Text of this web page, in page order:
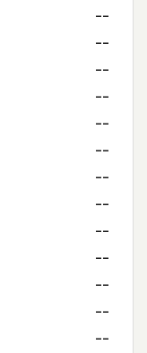
--
--
--
--
--
--
--
--
--
--
--
--
--